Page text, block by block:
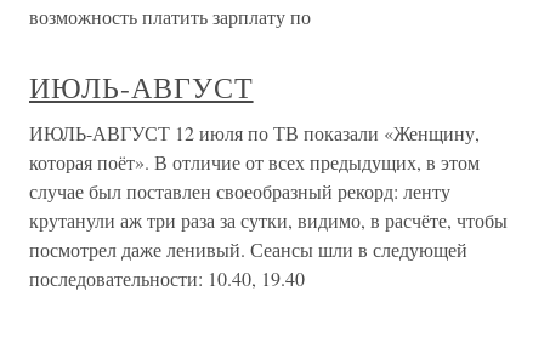
возможность платить зарплату по
ИЮЛЬ-АВГУСТ
ИЮЛЬ-АВГУСТ 12 июля по ТВ показали «Женщину,
которая поёт». В отличие от всех предыдущих, в этом
случае был поставлен своеобразный рекорд: ленту
крутанули аж три раза за сутки, видимо, в расчёте, чтобы
посмотрел даже ленивый. Сеансы шли в следующей
последовательности: 10.40, 19.40